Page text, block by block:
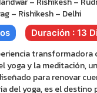
– Rishikesh – Delhi
Duración : 13
transformadora
yoga y la meditación,
para renovar
del yoga, es el destino